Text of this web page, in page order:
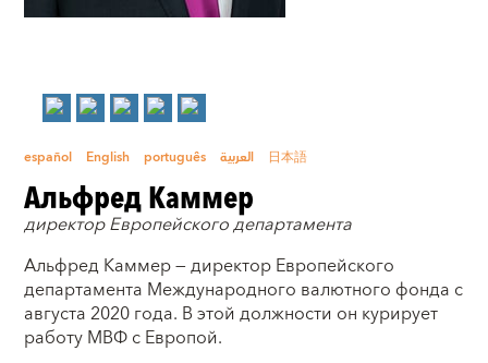
español English português العربية 日本語
Альфред Каммер
директор Европейского департамента
Альфред Каммер — директор Европейского
департамента Международного валютного фонда с
августа 2020 года. В этой должности он курирует
работу МВФ с Европой.